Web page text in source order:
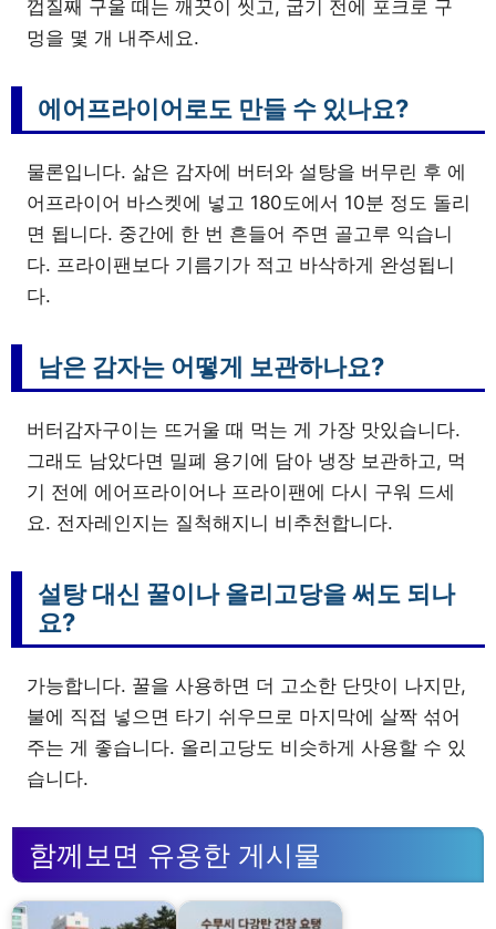
껍질째 구울 때는 깨끗이 씻고, 굽기 전에 포크로 구
멍을 몇 개 내주세요.
에어프라이어로도 만들 수 있나요?
물론입니다. 삶은 감자에 버터와 설탕을 버무린 후 에
어프라이어 바스켓에 넣고 180도에서 10분 정도 돌리
면 됩니다. 중간에 한 번 흔들어 주면 골고루 익습니
다. 프라이팬보다 기름기가 적고 바삭하게 완성됩니
다.
남은 감자는 어떻게 보관하나요?
버터감자구이는 뜨거울 때 먹는 게 가장 맛있습니다.
그래도 남았다면 밀폐 용기에 담아 냉장 보관하고, 먹
기 전에 에어프라이어나 프라이팬에 다시 구워 드세
요. 전자레인지는 질척해지니 비추천합니다.
설탕 대신 꿀이나 올리고당을 써도 되나
요?
가능합니다. 꿀을 사용하면 더 고소한 단맛이 나지만,
불에 직접 넣으면 타기 쉬우므로 마지막에 살짝 섞어
주는 게 좋습니다. 올리고당도 비슷하게 사용할 수 있
습니다.
함께보면 유용한 게시물